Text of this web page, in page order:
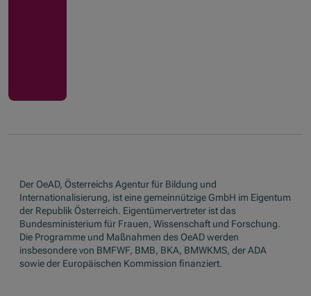
Der OeAD, Österreichs Agentur für Bildung und
Internationalisierung, ist eine gemeinnützige GmbH im Eigentum
der Republik Österreich. Eigentümervertreter ist das
Bundesministerium für Frauen, Wissenschaft und Forschung.
Die Programme und Maßnahmen des OeAD werden
insbesondere von BMFWF, BMB, BKA, BMWKMS, der ADA
sowie der Europäischen Kommission finanziert.